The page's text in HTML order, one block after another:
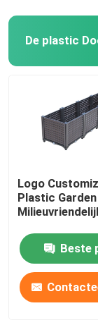
De plastic
Logo
Plastic
Beste